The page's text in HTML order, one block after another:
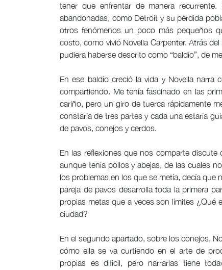
tener que enfrentar de manera
abandonadas, como Detroit y su pérdida
otros fenómenos un poco más pequeños
costo, como vivió Novella Carpenter. Atrás
pudiera haberse descrito como “baldío”, de
En ese baldío creció la vida y Novella
compartiendo. Me tenía fascinado en las
cariño, pero un giro de tuerca rápidamente
constaría de tres partes y cada una estaría
de pavos, conejos y cerdos.
En las reflexiones que nos comparte
aunque tenía pollos y abejas, de las cuales
los problemas en los que se metía, decía que
pareja de pavos desarrolla toda la primera
propias metas que a veces son límites ¿Qué
ciudad?
En el segundo apartado, sobre los conejos,
cómo ella se va curtiendo en el arte de
propias es difícil, pero narrarlas tiene